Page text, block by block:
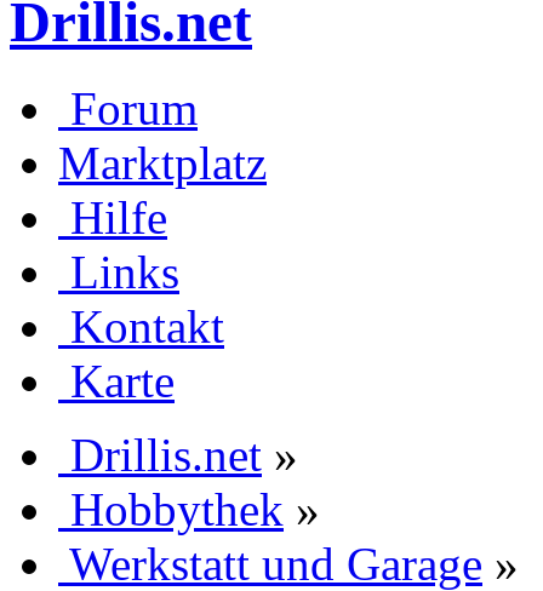
Drillis.net
Forum
Marktplatz
Hilfe
Links
Kontakt
Karte
Drillis.net »
Hobbythek »
Werkstatt und Garage »